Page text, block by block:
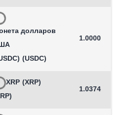
долларов
(USDC)
1.0000
XRP (XRP)
1.0374